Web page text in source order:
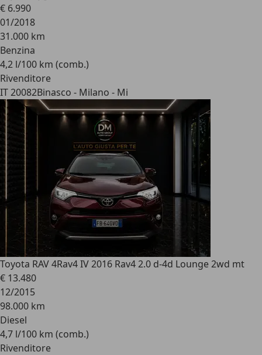
€ 6.990
01/2018
31.000 km
Benzina
4,2 l/100 km (comb.)
Rivenditore
IT 20082Binasco - Milano - Mi
Toyota RAV 4Rav4 IV 2016 Rav4 2.0 d-4d Lounge 2wd mt
€ 13.480
12/2015
98.000 km
Diesel
4,7 l/100 km (comb.)
Rivenditore